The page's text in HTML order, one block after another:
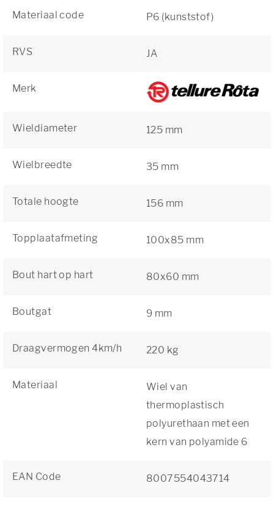
Materiaal code P6 (kunststof)
RVS JA
Merk
Wieldiameter 125 mm
Wielbreedte 35 mm
Totale hoogte 156 mm
Topplaatafmeting 100x85 mm
Bout hart op hart 80x60 mm
Boutgat 9 mm
Draagvermogen 4km/h 220 kg
Materiaal
Wiel van
thermoplastisch
polyurethaan met een
kern van polyamide 6
EAN Code 8007554043714